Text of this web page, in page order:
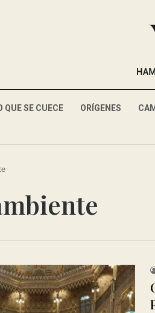
QUE SE CUECE ORÍGENES